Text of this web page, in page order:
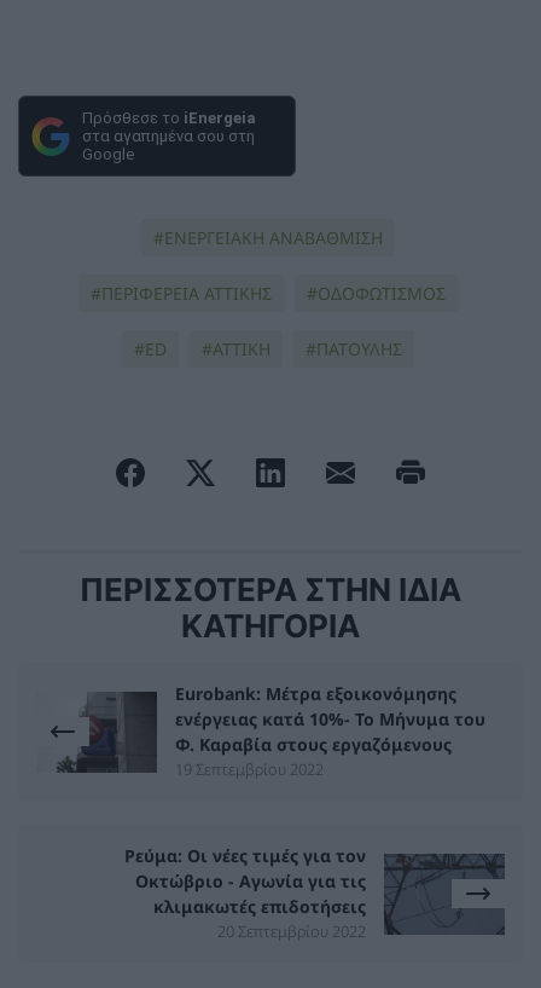
Πρόσθεσε το iEnergeia
στα αγαπημένα σου στη
Google
ΕΝΕΡΓΕΙΑΚΗ ΑΝΑΒΑΘΜΙΣΗ
ΠΕΡΙΦΕΡΕΙΑ ΑΤΤΙΚΗΣ ΟΔΟΦΩΤΙΣΜΟΣ
ED ΑΤΤΙΚΗ ΠΑΤΟΥΛΗΣ
ΠΕΡΙΣΣΟΤΕΡΑ ΣΤΗΝ ΙΔΙΑ
ΚΑΤΗΓΟΡΙΑ
Eurobank: Μέτρα εξοικονόμησης
ενέργειας κατά 10%- Το Μήνυμα του
Φ. Καραβία στους εργαζόμενους
19 Σεπτεμβρίου 2022
Ρεύμα: Οι νέες τιμές για τον
Οκτώβριο - Αγωνία για τις
κλιμακωτές επιδοτήσεις
20 Σεπτεμβρίου 2022